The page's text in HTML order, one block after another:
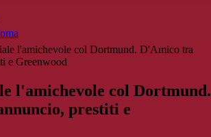
l'amichevole col Dortmund. D'Amico tra
e Greenwood
l'amichevole col Dortmund.
prestiti e